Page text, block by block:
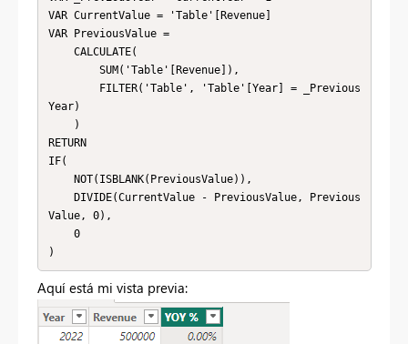
VAR CurrentValue = 'Table'[Revenue]
VAR PreviousValue =
Year)
RETURN
IF(
Value, 0),
Aquí está mi vista previa: